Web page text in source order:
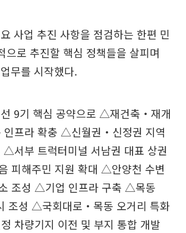
사업 추진 사항을 점검하는 한편 민
으로 추진할 핵심 정책들을 살피며
무를 시작했다.
9기 핵심 공약으로 △재건축‧재개
프라 확충 △신월권‧신정권 지역
△서부 트럭터미널 서남권 대표 상권
피해주민 지원 확대 △안양천 수변
조성 △기업 인프라 구축 △목동
조성 △국회대로‧목동 오거리 특화
차량기지 이전 및 부지 통합 개발